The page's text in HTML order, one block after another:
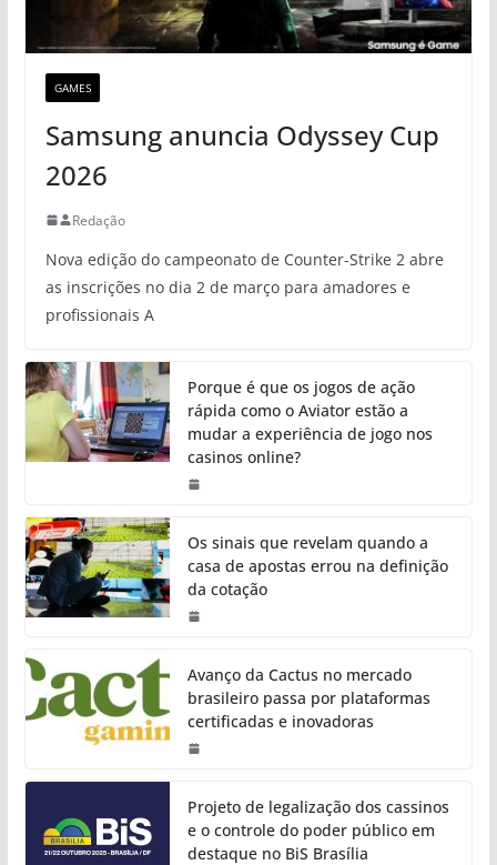
GAMES
Samsung anuncia Odyssey Cup
2026
Redação
Nova edição do campeonato de Counter-Strike 2 abre
as inscrições no dia 2 de março para amadores e
profissionais A
Porque é que os jogos de ação
rápida como o Aviator estão a
mudar a experiência de jogo nos
casinos online?
Os sinais que revelam quando a
casa de apostas errou na definição
da cotação
Avanço da Cactus no mercado
brasileiro passa por plataformas
certificadas e inovadoras
Projeto de legalização dos cassinos
e o controle do poder público em
destaque no BiS Brasília